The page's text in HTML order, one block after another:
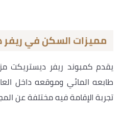
مميزات السكن في
يقدم كمبوند ريفر ديستريكت
طابعه المائي وموقعه داخل
تجربة الإقامة فيه مختلفة عن